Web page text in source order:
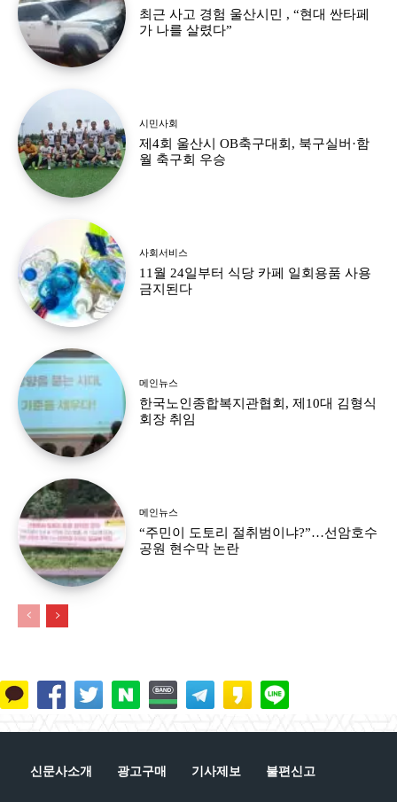
최근 사고 경험 울산시민 , “현대 싼타페
가 나를 살렸다”
시민사회
제4회 울산시 OB축구대회, 북구실버·함
월 축구회 우승
사회서비스
11월 24일부터 식당 카페 일회용품 사용
금지된다
메인뉴스
한국노인종합복지관협회, 제10대 김형식
회장 취임
메인뉴스
“주민이 도토리 절취범이냐?”…선암호수
공원 현수막 논란
신문사소개 광고구매 기사제보 불편신고